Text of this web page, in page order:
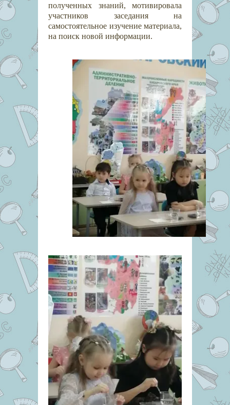
полученных знаний, мотивировала
участников заседания на
самостоятельное изучение материала,
на поиск новой информации.